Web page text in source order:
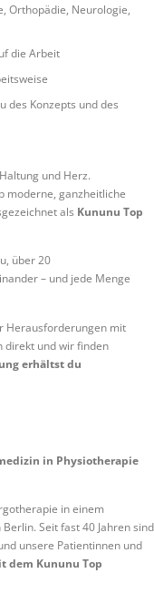
Orthopädie, Neurologie,
die Arbeit
des Konzepts und des
und Herz.
moderne, ganzheitliche
als Kununu Top
über 20
– und jede Menge
Herausforderungen mit
direkt und wir finden
erhältst du
in Physiotherapie
in einem
Seit fast 40 Jahren sind
unsere Patientinnen und
dem Kununu Top